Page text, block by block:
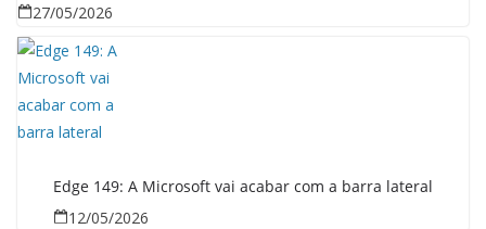
27/05/2026
Edge 149: A Microsoft vai acabar com a barra lateral
12/05/2026